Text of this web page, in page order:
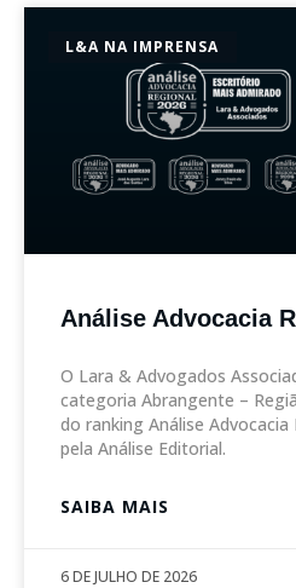
L&A NA IMPRENSA
Análise Advocacia
O Lara & Advogados
categoria Abrangente –
do ranking Análise
pela Análise Editorial.
SAIBA MAIS
6 DE JULHO DE 2026